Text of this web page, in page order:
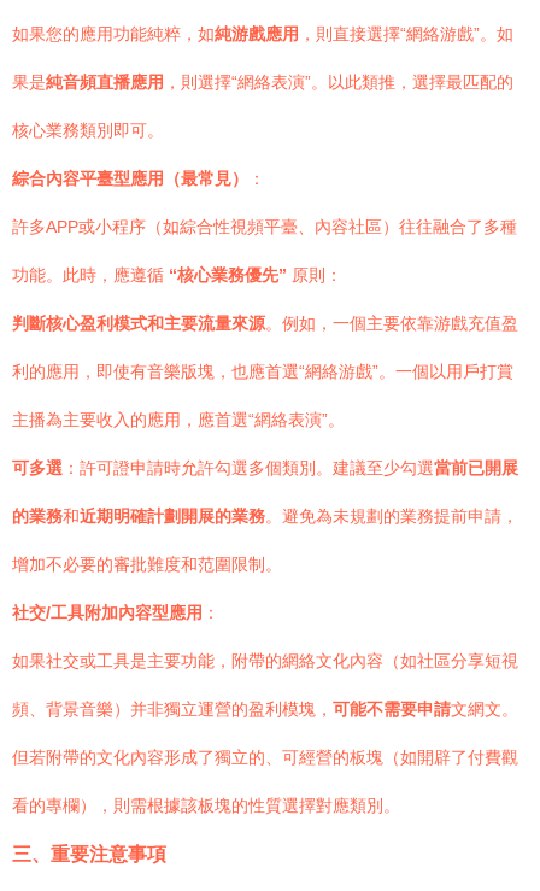
如果您的應用功能純粹，如純游戲應用 ，則直接選擇“網絡游戲”。如
果是純音頻直播應用 ，則選擇“網絡表演”。以此類推，選擇最匹配的
核心業務類別即可。
綜合內容平臺型應用（最常見） ：
許多APP或小程序（如綜合性視頻平臺、內容社區）往往融合了多種
功能。此時，應遵循 “核心業務優先” 原則：
判斷核心盈利模式和主要流量來源。例如，一個主要依靠游戲充值盈
利的應用，即使有音樂版塊，也應首選“網絡游戲”。一個以用戶打賞
主播為主要收入的應用，應首選“網絡表演”。
可多選 ：許可證申請時允許勾選多個類別。建議至少勾選當前已開展
的業務和近期明確計劃開展的業務。避免為未規劃的業務提前申請，
增加不必要的審批難度和范圍限制。
社交/工具附加內容型應用 ：
如果社交或工具是主要功能，附帶的網絡文化內容（如社區分享短視
頻、背景音樂）并非獨立運營的盈利模塊， 可能不需要申請文網文。
但若附帶的文化內容形成了獨立的、可經營的板塊（如開辟了付費觀
看的專欄），則需根據該板塊的性質選擇對應類別。
三、重要注意事項